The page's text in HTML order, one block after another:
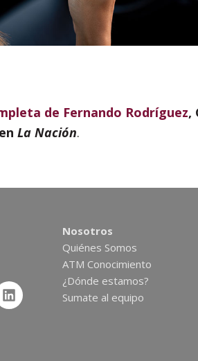
de Fernando Rodríguez,
La Nación.
Nosotros
Quiénes Somos
ATM Conocimiento
¿Dónde estamos?
Sumate al equipo